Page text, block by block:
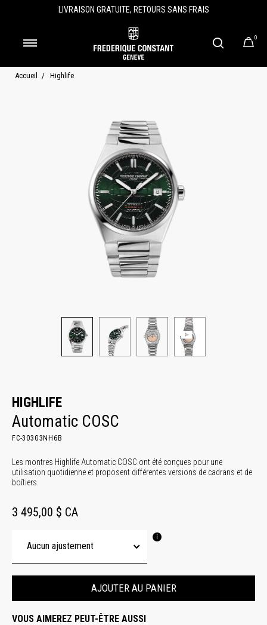
LIVRAISON GRATUITE, RETOURS SANS FRAIS
0
Accueil Highlife
HIGHLIFE
Automatic COSC
FC-303G3NH6B
Les montres Highlife Automatic COSC ont été conçues pour une
utilisation quotidienne et proposent différentes versions de cadrans et de
boîtiers.
3 495,00 $ CA
AJOUTER AU PANIER
VOUS AIMEREZ PEUT-ÊTRE AUSSI